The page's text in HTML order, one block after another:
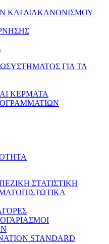
ΚΑΙ ΔΙΑΚΑΝΟΝΙΣΜΟΥ
ΓΙΑ ΤΑ
ΚΕΡΜΑΤΑ
ΣΤΑΤΙΣΤΙΚΗ
STANDARD